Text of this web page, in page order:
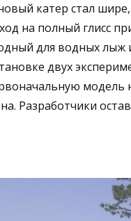
катер стал
на полный глисс
для водных лыж
двух
модель
Разработчики